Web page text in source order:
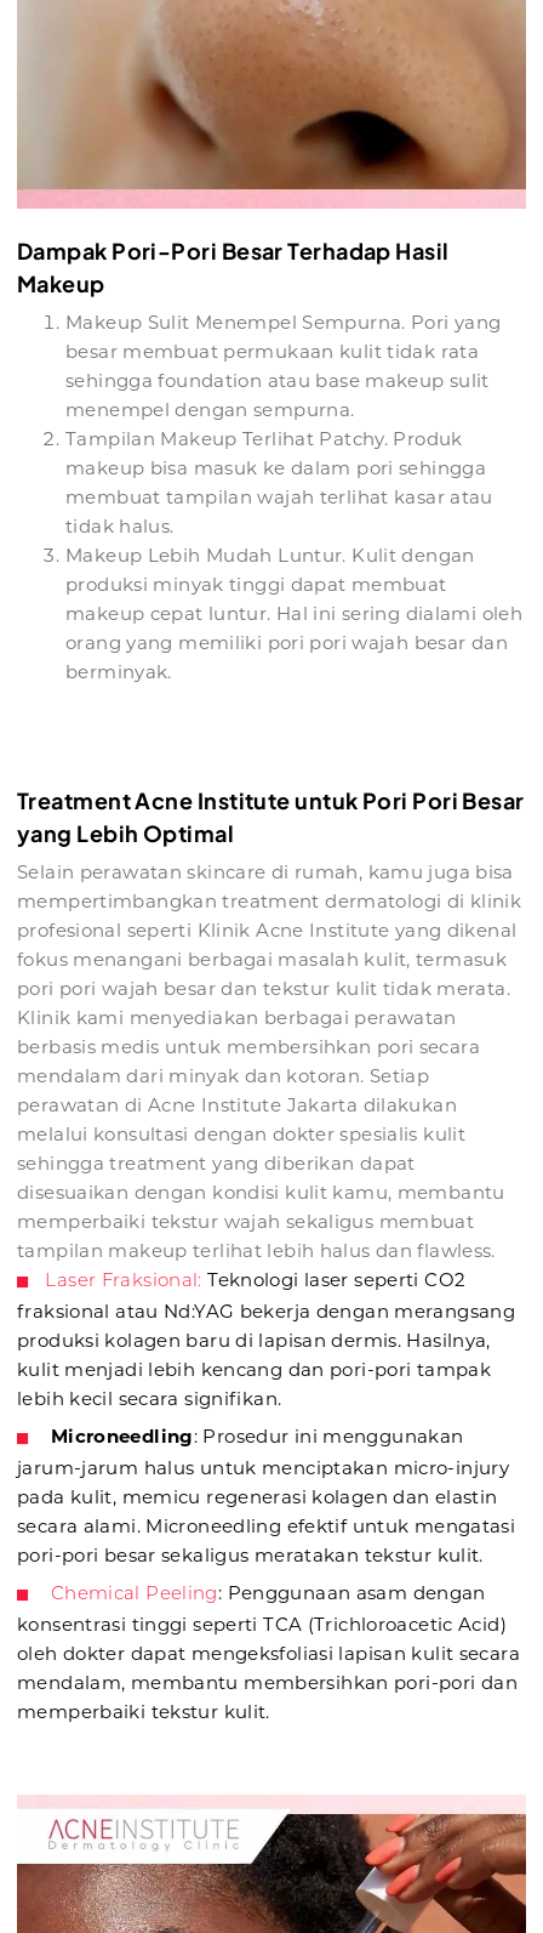
Dampak Pori-Pori Besar Terhadap Hasil
Makeup
Makeup Sulit Menempel Sempurna. Pori yang
besar membuat permukaan kulit tidak rata
sehingga foundation atau base makeup sulit
menempel dengan sempurna.
Tampilan Makeup Terlihat Patchy. Produk
makeup bisa masuk ke dalam pori sehingga
membuat tampilan wajah terlihat kasar atau
tidak halus.
Makeup Lebih Mudah Luntur. Kulit dengan
produksi minyak tinggi dapat membuat
makeup cepat luntur. Hal ini sering dialami oleh
orang yang memiliki pori pori wajah besar dan
berminyak.
Treatment Acne Institute untuk Pori Pori Besar
yang Lebih Optimal
Selain perawatan skincare di rumah, kamu juga bisa
mempertimbangkan treatment dermatologi di klinik
profesional seperti Klinik Acne Institute yang dikenal
fokus menangani berbagai masalah kulit, termasuk
pori pori wajah besar dan tekstur kulit tidak merata.
Klinik kami menyediakan berbagai perawatan
berbasis medis untuk membersihkan pori secara
mendalam dari minyak dan kotoran. Setiap
perawatan di Acne Institute Jakarta dilakukan
melalui konsultasi dengan dokter spesialis kulit
sehingga treatment yang diberikan dapat
disesuaikan dengan kondisi kulit kamu, membantu
memperbaiki tekstur wajah sekaligus membuat
tampilan makeup terlihat lebih halus dan flawless.
Laser Fraksional: Teknologi laser seperti CO2
fraksional atau Nd:YAG bekerja dengan merangsang
produksi kolagen baru di lapisan dermis. Hasilnya,
kulit menjadi lebih kencang dan pori-pori tampak
lebih kecil secara signifikan.
Microneedling: Prosedur ini menggunakan
jarum-jarum halus untuk menciptakan micro-injury
pada kulit, memicu regenerasi kolagen dan elastin
secara alami. Microneedling efektif untuk mengatasi
pori-pori besar sekaligus meratakan tekstur kulit.
Chemical Peeling: Penggunaan asam dengan
konsentrasi tinggi seperti TCA (Trichloroacetic Acid)
oleh dokter dapat mengeksfoliasi lapisan kulit secara
mendalam, membantu membersihkan pori-pori dan
memperbaiki tekstur kulit.